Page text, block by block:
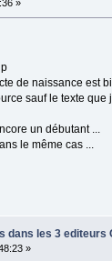
»
de naissance est
sauf le texte que
un débutant ...
le même cas ...
dans les 3 editeurs
»